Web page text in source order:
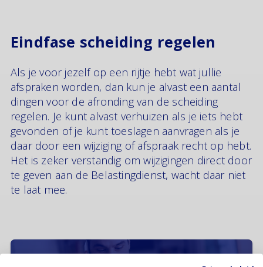
Eindfase scheiding regelen
Als je voor jezelf op een rijtje hebt wat jullie
afspraken worden, dan kun je alvast een aantal
dingen voor de afronding van de scheiding
regelen. Je kunt alvast verhuizen als je iets hebt
gevonden of je kunt toeslagen aanvragen als je
daar door een wijziging of afspraak recht op hebt.
Het is zeker verstandig om wijzigingen direct door
te geven aan de Belastingdienst, wacht daar niet
te laat mee.